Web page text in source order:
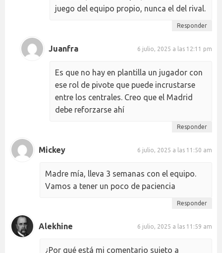
juego del equipo propio, nunca el del rival.
Responder
Juanfra 6 julio, 2025 a las 12:11 pm
Es que no hay en plantilla un jugador con
ese rol de pivote que puede incrustarse
entre los centrales. Creo que el Madrid
debe reforzarse ahí
Responder
Mickey 6 julio, 2025 a las 11:50 am
Madre mía, lleva 3 semanas con el equipo.
Vamos a tener un poco de paciencia
Responder
Alekhine 6 julio, 2025 a las 11:59 am
¿Por qué está mi comentario sujeto a